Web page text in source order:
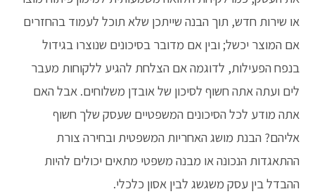
או שירות חדש, תוך הבנה שייתכן שלא תוכל לעמוד בהחזרים
אם המוצר יכשל; ובין אם מדובר בסיכונים שנוצרו בגידול
בנפח הפעילות, לדוגמה אם הצלחת להגיע ללקוחות מעבר
לים ועתה אתה חשוף לסיכון של אובדן משלוחים. אבל האם
אתה מודע לכל הסיכונים המשפטיים שעסק שלך חשוף
אליהם? הבנת מושג האחריות המשפטית ובחירה צורת
ההתאגדות הנכונה או מבנה משפטי מתאים יכולים להיות
ההבדל בין עסק משגשג לבין אסון כלכלי.